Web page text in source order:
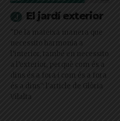
El jardí exterior
"De la mateixa manera que
necessito harmonia a
l’interior, també en necessito
a l’exterior, perquè com és a
dins és a fora i com és a fora
és a dins": l'article de Glòria
Vilalta